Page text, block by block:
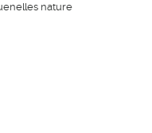
nature